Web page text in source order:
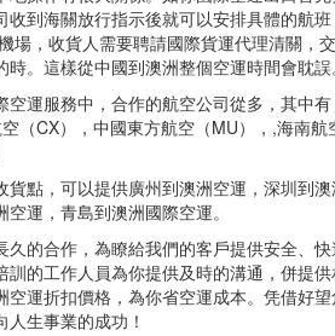
到海關放行指示後就可以安排具體的航
場，收貨人需要聘請國際貨運代理清關，
。這樣從中國到澳洲整個空運時間會耽誤
運服務中，合作的航空公司從多，其中
（CX），中國東方航空（MU），,海南
點，可以提供廣州到澳洲空運，深圳到
運，青島到澳洲國際空運。
的合作，為瞭給我們的客戶提供安全、
的工作人員為你提供及時的溝通，併提
運折扣價格，為你省空運成本。凭借好
生事業的成功！